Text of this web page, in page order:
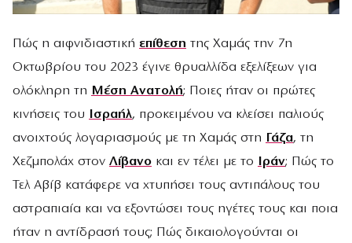
Πώς η αιφνιδιαστική επίθεση της Χαμάς την 7η
Οκτωβρίου του 2023 έγινε θρυαλλίδα εξελίξεων για
ολόκληρη τη Μέση Ανατολή; Ποιες ήταν οι πρώτες
κινήσεις του Ισραήλ, προκειμένου να κλείσει παλιούς
ανοιχτούς λογαριασμούς με τη Χαμάς στη Γάζα, τη
Χεζμπολάχ στον Λίβανο και εν τέλει με το Ιράν; Πώς το
Τελ Αβίβ κατάφερε να χτυπήσει τους αντιπάλους του
αστραπιαία και να εξοντώσει τους ηγέτες τους και ποια
ήταν η αντίδρασή τους; Πώς δικαιολογούνται οι